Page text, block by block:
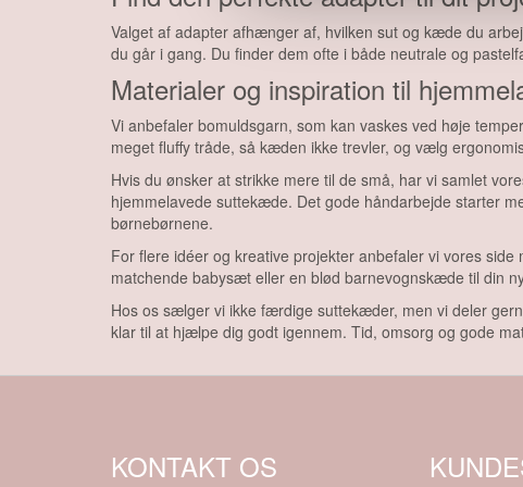
Valget af adapter afhænger af, hvilken sut og kæde du
du går i gang. Du finder dem ofte i både neutrale og
Materialer og inspiration til
Vi anbefaler bomuldsgarn, som kan vaskes ved høje
meget fluffy tråde, så kæden ikke trevler, og vælg
Hvis du ønsker at strikke mere til de små, har vi samlet
hjemmelavede suttekæde. Det gode håndarbejde starter
børnebørnene.
For flere idéer og kreative projekter anbefaler vi vores side
matchende babysæt eller en blød barnevognskæde til din
Hos os sælger vi ikke færdige suttekæder, men vi deler
klar til at hjælpe dig godt igennem. Tid, omsorg og gode
KONTAKT OS